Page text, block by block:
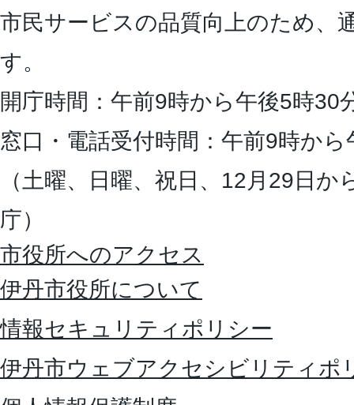
市民サービスの品質向上のため、
す。
開庁時間：午前9時から午後5時30
窓口・電話受付時間：午前9時か
（土曜、日曜、祝日、12月29日
庁）
市役所へのアクセス
伊丹市役所について
情報セキュリティポリシー
伊丹市ウェブアクセシビリティポ